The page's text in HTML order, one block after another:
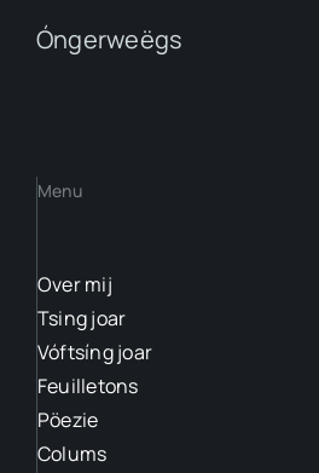
Óngerweëgs
Menu
Over mij
Tsing joar
Vóftsíng joar
Feuilletons
Pöezie
Colums